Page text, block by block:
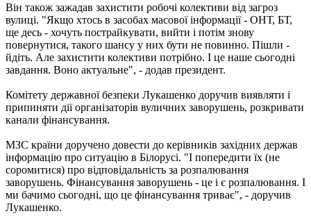
Він також зажадав захистити робочі колективи від загроз
вулиці. "Якщо хтось в засобах масової інформації - ОНТ, БТ,
ще десь - хочуть пострайкувати, вийти і потім знову
повернутися, такого шансу у них бути не повинно. Пішли -
йдіть. Але захистити колективи потрібно. І це наше сьогодні
завдання. Воно актуальне", - додав президент.
Комітету державної безпеки Лукашенко доручив виявляти і
припиняти дії організаторів вуличних заворушень, розкривати
канали фінансування.
МЗС країни доручено довести до керівників західних держав
інформацію про ситуацію в Білорусі. "І попередити їх (не
соромитися) про відповідальність за розпалювання
заворушень. Фінансування заворушень - це і є розпалювання. І
ми бачимо сьогодні, що це фінансування триває", - доручив
Лукашенко.